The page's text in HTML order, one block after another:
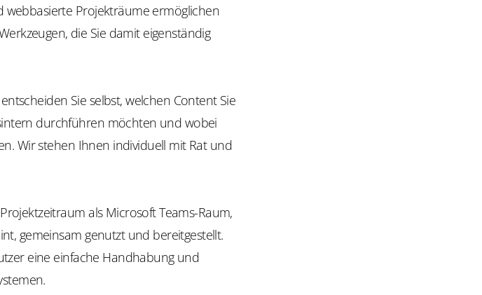
Projekträume ermöglichen
die Sie damit eigenständig
Sie selbst, welchen Content Sie
durchführen möchten und wobei
Wir stehen Ihnen individuell mit Rat und
als Microsoft Teams-Raum,
gemeinsam genutzt und bereitgestellt.
eine einfache Handhabung und